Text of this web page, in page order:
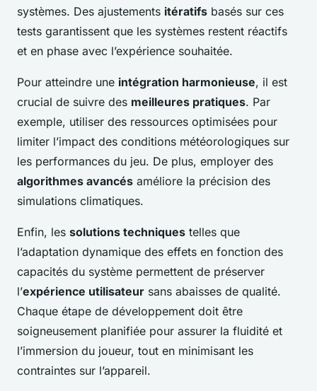
systèmes. Des ajustements itératifs basés sur ces
tests garantissent que les systèmes restent réactifs
et en phase avec l’expérience souhaitée.
Pour atteindre une intégration harmonieuse, il est
crucial de suivre des meilleures pratiques. Par
exemple, utiliser des ressources optimisées pour
limiter l’impact des conditions météorologiques sur
les performances du jeu. De plus, employer des
algorithmes avancés améliore la précision des
simulations climatiques.
Enfin, les solutions techniques telles que
l’adaptation dynamique des effets en fonction des
capacités du système permettent de préserver
l’expérience utilisateur sans abaisses de qualité.
Chaque étape de développement doit être
soigneusement planifiée pour assurer la fluidité et
l’immersion du joueur, tout en minimisant les
contraintes sur l’appareil.